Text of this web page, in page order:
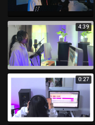
4:39
0:27